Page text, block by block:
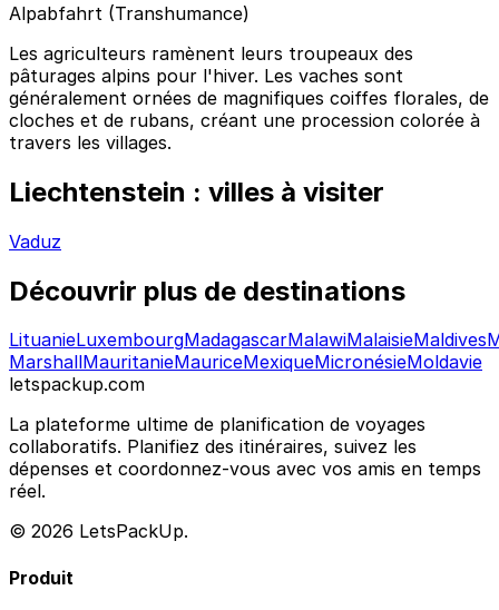
Alpabfahrt (Transhumance)
Les agriculteurs ramènent leurs troupeaux des
pâturages alpins pour l'hiver. Les vaches sont
généralement ornées de magnifiques coiffes florales, de
cloches et de rubans, créant une procession colorée à
travers les villages.
Liechtenstein : villes à visiter
Vaduz
Découvrir plus de destinations
LituanieLuxembourgMadagascarMalawiMalaisieMaldives
MarshallMauritanieMauriceMexiqueMicronésieMoldavie
letspackup.com
La plateforme ultime de planification de voyages
collaboratifs. Planifiez des itinéraires, suivez les
dépenses et coordonnez-vous avec vos amis en temps
réel.
© 2026 LetsPackUp.
Produit